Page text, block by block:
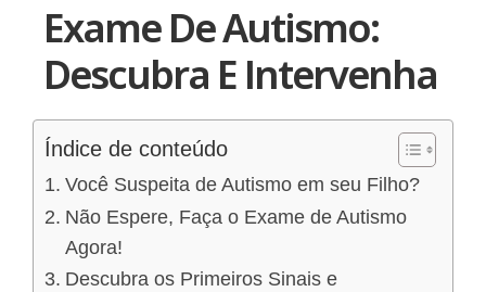
Exame De Autismo:
Descubra E Intervenha
Índice de conteúdo
Você Suspeita de Autismo em seu Filho?
Não Espere, Faça o Exame de Autismo
Agora!
Descubra os Primeiros Sinais e